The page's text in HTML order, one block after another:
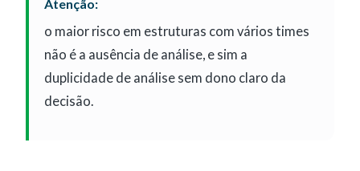
Atenção:
o maior risco em estruturas com vários times
não é a ausência de análise, e sim a
duplicidade de análise sem dono claro da
decisão.